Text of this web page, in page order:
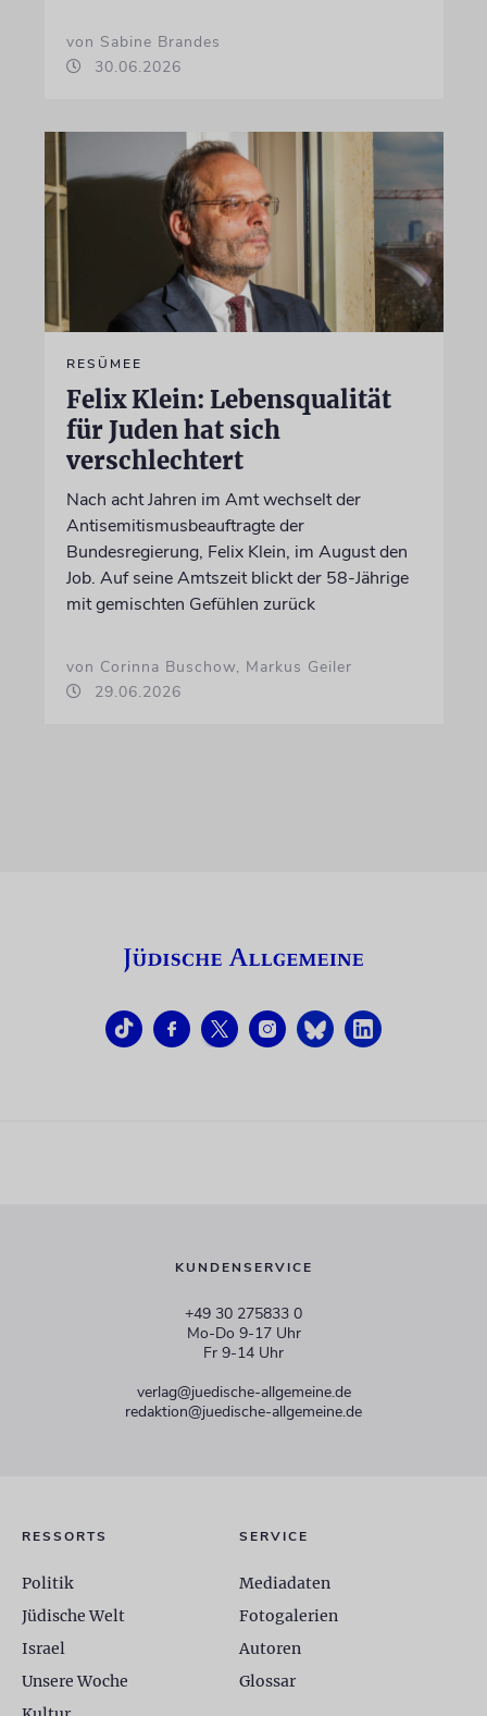
von Sabine Brandes
30.06.2026
RESÜMEE
Felix Klein: Lebensqualität
für Juden hat sich
verschlechtert
Nach acht Jahren im Amt wechselt der
Antisemitismusbeauftragte der
Bundesregierung, Felix Klein, im August den
Job. Auf seine Amtszeit blickt der 58-Jährige
mit gemischten Gefühlen zurück
von Corinna Buschow, Markus Geiler
29.06.2026
KUNDENSERVICE
+49 30 275833 0
Mo-Do 9-17 Uhr
Fr 9-14 Uhr
verlag@juedische-allgemeine.de
redaktion@juedische-allgemeine.de
RESSORTS
Politik
Jüdische Welt
Israel
Unsere Woche
SERVICE
Mediadaten
Fotogalerien
Autoren
Glossar